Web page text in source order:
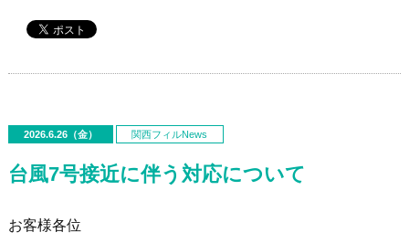
2026.6.26（金） 関西フィルNews
台風7号接近に伴う対応について
お客様各位